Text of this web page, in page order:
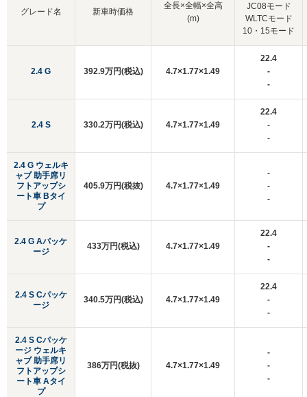
グレード名
2.4 G
2.4 S
2.4 G ウェルキ
ャブ 助手席リ
フトアップシ
ート車 Bタイ
プ
2.4 G Aパッケ
ージ
2.4 S Cパッケ
ージ
2.4 S Cパッケ
ージ ウェルキ
ャブ 助手席リ
フトアップシ
ート車 Aタイ
プ
新車時価格
全長×全幅×全高
(m)
JC08モード
WLTCモード
10・15モード
392.9万円(税込) 4.7×1.77×1.49
22.4
-
-
330.2万円(税込) 4.7×1.77×1.49
22.4
-
-
405.9万円(税抜) 4.7×1.77×1.49
-
-
-
433万円(税込) 4.7×1.77×1.49
22.4
-
-
340.5万円(税込) 4.7×1.77×1.49
22.4
-
-
386万円(税抜) 4.7×1.77×1.49
-
-
-